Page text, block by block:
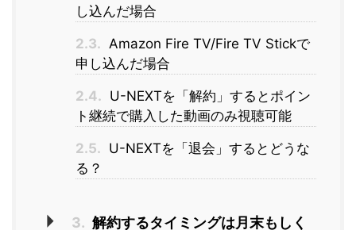
し込んだ場合
2.3. Amazon Fire TV/Fire TV Stickで
申し込んだ場合
2.4. U-NEXTを「解約」するとポイン
ト継続で購入した動画のみ視聴可能
2.5. U-NEXTを「退会」するとどうな
る？
3. 解約するタイミングは月末もしく